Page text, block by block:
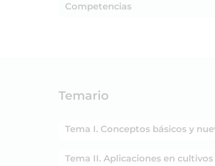
Competencias
Temario
Tema I. Conceptos básicos y
Tema II. Aplicaciones en